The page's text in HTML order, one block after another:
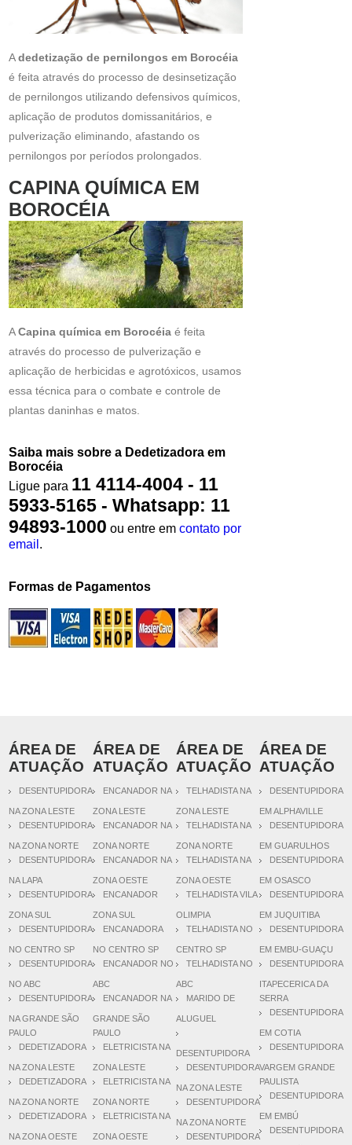
Adedetização de pernilongos em Borocéia
é feita através do processo de desinsetização
de pernilongos utilizando defensivos químicos,
aplicação de produtos domissanitários, e
pulverização eliminando, afastando os
pernilongos por períodos prolongados.
CAPINA QUÍMICA EM
BOROCÉIA
ACapina química em Borocéia é feita
através do processo de pulverização e
aplicação de herbicidas e agrotóxicos, usamos
essa técnica para o combate e controle de
plantas daninhas e matos.
Saiba mais sobre a Dedetizadora em
Borocéia
Ligue para 11 4114-4004 - 11
5933-5165 - Whatsapp: 11
94893-1000 ou entre emcontato por
email .
Formas de Pagamentos
ÁREA DE
ATUAÇÃO
DESENTUPIDORA
NA ZONA LESTE
DESENTUPIDORA
NA ZONA NORTE
DESENTUPIDORA
NA LAPA
DESENTUPIDORA
ZONA SUL
DESENTUPIDORA
NO CENTRO SP
DESENTUPIDORA
NO ABC
DESENTUPIDORA
NA GRANDE SÃO
PAULO
DEDETIZADORA
NA ZONA LESTE
DEDETIZADORA
NA ZONA NORTE
DEDETIZADORA
NA ZONA OESTE
ÁREA DE
ATUAÇÃO
ENCANADOR NA
ZONA LESTE
ENCANADOR NA
ZONA NORTE
ENCANADOR NA
ZONA OESTE
ENCANADOR
ZONA SUL
ENCANADORA
NO CENTRO SP
ENCANADOR NO
ABC
ENCANADOR NA
GRANDE SÃO
PAULO
ELETRICISTA NA
ZONA LESTE
ELETRICISTA NA
ZONA NORTE
ELETRICISTA NA
ZONA OESTE
ÁREA DE
ATUAÇÃO
TELHADISTA NA
ZONA LESTE
TELHADISTA NA
ZONA NORTE
TELHADISTA NA
ZONA OESTE
TELHADISTA VILA
OLIMPIA
TELHADISTA NO
CENTRO SP
TELHADISTA NO
ABC
MARIDO DE
ALUGUEL
DESENTUPIDORA
DESENTUPIDORA
NA ZONA LESTE
DESENTUPIDORA
NA ZONA NORTE
DESENTUPIDORA
ÁREA DE
ATUAÇÃO
DESENTUPIDORA
EM ALPHAVILLE
DESENTUPIDORA
EM GUARULHOS
DESENTUPIDORA
EM OSASCO
DESENTUPIDORA
EM JUQUITIBA
DESENTUPIDORA
EM EMBU-GUAÇU
DESENTUPIDORA
ITAPECERICA DA
SERRA
DESENTUPIDORA
EM COTIA
DESENTUPIDORA
VARGEM GRANDE
PAULISTA
DESENTUPIDORA
EM EMBÚ
DESENTUPIDORA